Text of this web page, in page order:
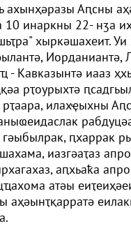
ахынҳәразы Аԥсны
10 инаркны 22- нӡа
хыркәшахеит.
Иорданиантә,
- Кавказынтә иааз
рҭоурыхтә
илахҿыхны
ԥхаррак
иазгәаҭаз
аԥхьаҟа
атәы
аҳәынҭқарратә